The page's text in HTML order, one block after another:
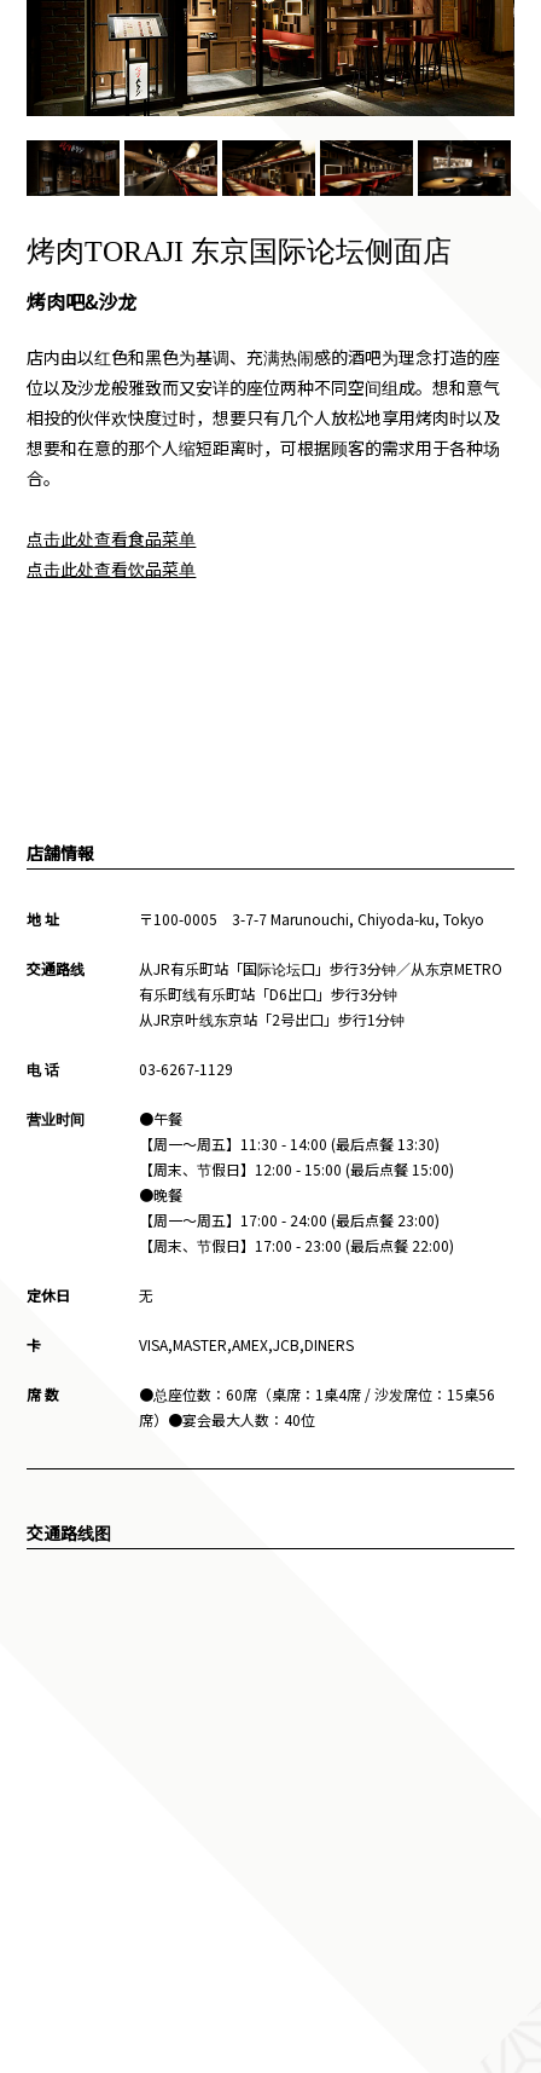
烤肉TORAJI 东京国际论坛侧面店
烤肉吧&沙龙
店内由以红色和黑色为基调、充满热闹感的酒吧为理念打造的座
位以及沙龙般雅致而又安详的座位两种不同空间组成。想和意气
相投的伙伴欢快度过时，想要只有几个人放松地享用烤肉时以及
想要和在意的那个人缩短距离时，可根据顾客的需求用于各种场
合。
点击此处查看食品菜单
点击此处查看饮品菜单
交通路线图
店舗情報
地 址 〒100-0005 3-7-7 Marunouchi, Chiyoda-ku, Tokyo
交通路线
从JR有乐町站「国际论坛口」步行3分钟／从东京METRO
有乐町线有乐町站「D6出口」步行3分钟
从JR京叶线东京站「2号出口」步行1分钟
电 话 03-6267-1129
营业时间
●午餐
【周一〜周五】11:30 - 14:00 (最后点餐 13:30)
【周末、节假日】12:00 - 15:00 (最后点餐 15:00)
●晚餐
【周一〜周五】17:00 - 24:00 (最后点餐 23:00)
【周末、节假日】17:00 - 23:00 (最后点餐 22:00)
定休日 无
卡 VISA,MASTER,AMEX,JCB,DINERS
席 数
●总座位数：60席（桌席：1桌4席 / 沙发席位：15桌56
席）●宴会最大人数：40位